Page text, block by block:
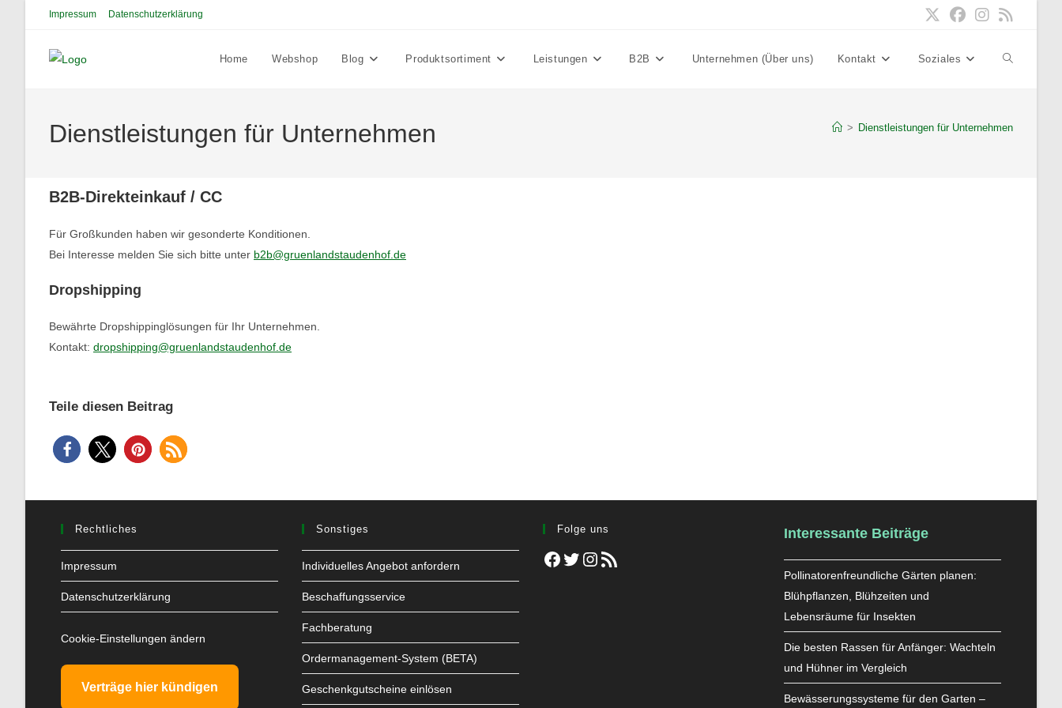
Impressum Datenschutzerklärung
Home Webshop Blog Produktsortiment Leistungen B2B Unternehmen (Über uns) Kontakt Soziales Website-
Dienstleistungen für Unternehmen > Dienstleistungen für Unternehmen
B2B-Direkteinkauf / CC
Für Großkunden haben wir gesonderte Konditionen.
Bei Interesse melden Sie sich bitte unter b2b@gruenlandstaudenhof.de
Dropshipping
Bewährte Dropshippinglösungen für Ihr Unternehmen.
Kontakt: dropshipping@gruenlandstaudenhof.de
Teile diesen Beitrag
Rechtliches
Impressum
Datenschutzerklärung
Cookie-Einstellungen ändern
Verträge hier kündigen
Sonstiges
Individuelles Angebot anfordern
Beschaffungsservice
Fachberatung
Ordermanagement-System (BETA)
Geschenkgutscheine einlösen
Folge uns
Facebook
TwitterInstagram
RSS-Feed
Interessante Beiträge
Pollinatorenfreundliche Gärten planen:
Blühpflanzen, Blühzeiten und
Lebensräume für Insekten
Die besten Rassen für Anfänger: Wachteln
und Hühner im Vergleich
Bewässerungssysteme für den Garten –